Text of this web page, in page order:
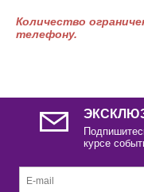
Количество
телефону.
курсе